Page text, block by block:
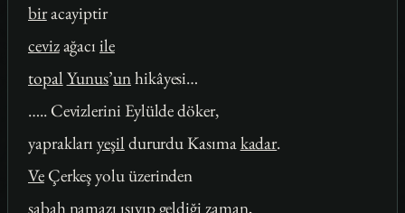
biracayiptir
cevizağacıile
topal Yunus’unhikâyesi…
….. Cevizlerini Eylülde döker,
yapraklarıyeşil dururdu Kasımakadar.
VeÇerkeş yolu üzerinden
sabah namazı ışıyıp geldiği zaman,